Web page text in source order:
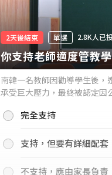
2天後結束 單選 2.8K人已
你支持老師適度管教
南韓一名教師因勸導學生後，
承受巨大壓力，最終被認定因
你支持老師適度管教學生嗎？
完全支持
支持，但要有詳細配套
不支持，應由家長負責